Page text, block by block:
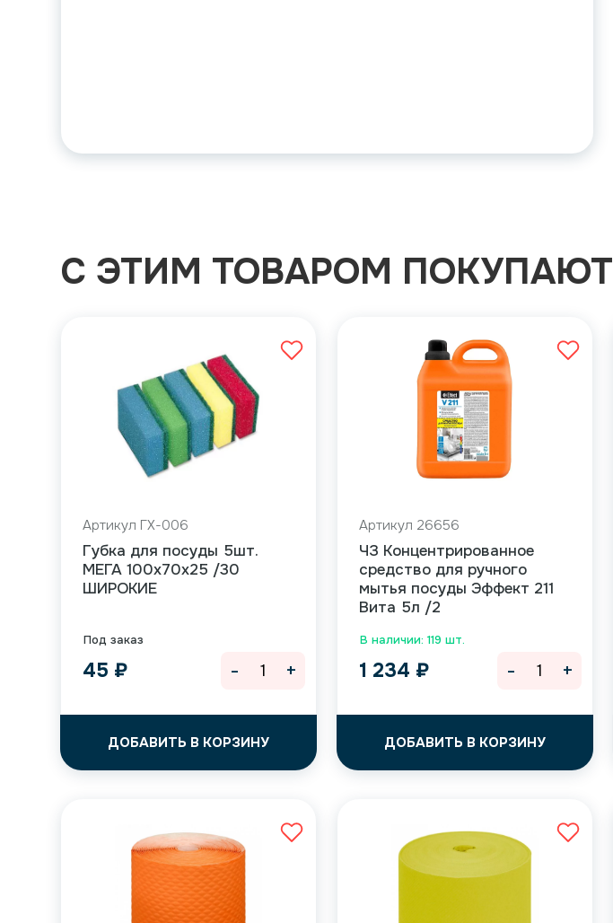
С ЭТИМ ТОВАРОМ ПОКУПАЮТ
Под заказ
Артикул ГХ-006
Губка для посуды 5шт.
МЕГА 100х70х25 /30
ШИРОКИЕ
45 ₽
ДОБАВИТЬ В КОРЗИНУ
- +
В наличии: 119 шт.
Артикул 26656
ЧЗ Концентрированное
средство для ручного
мытья посуды Эффект 211
Вита 5л /2
1 234 ₽
ДОБАВИТЬ В КОРЗИНУ
- +